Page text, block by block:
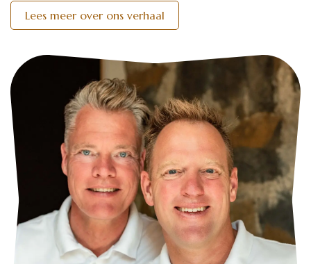
Lees meer over ons verhaal